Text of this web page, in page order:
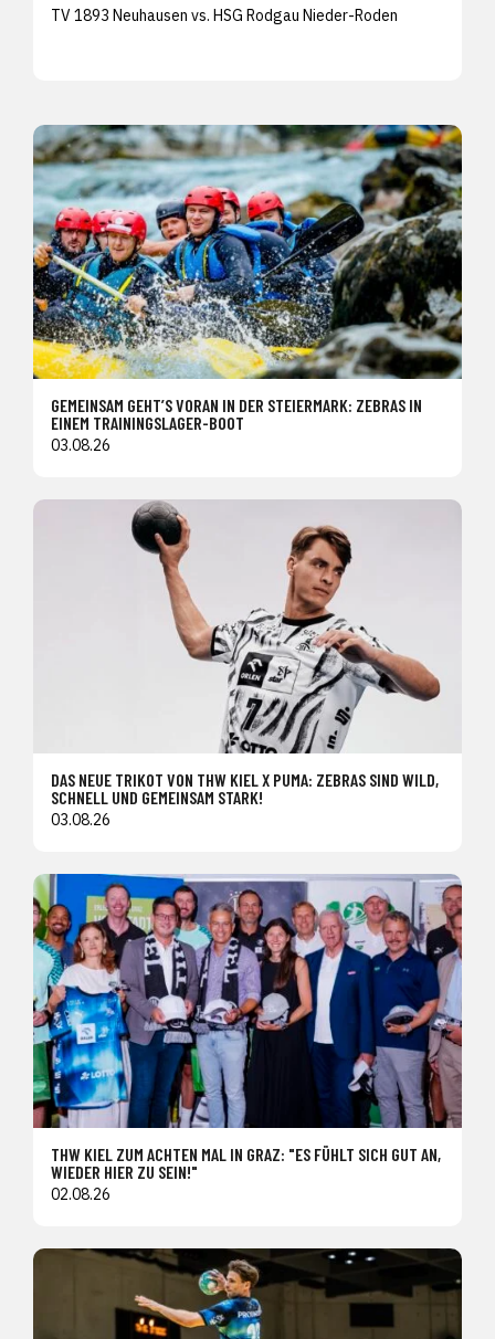
TV 1893 Neuhausen vs. HSG Rodgau Nieder-Roden
GEMEINSAM GEHT’S VORAN IN DER STEIERMARK: ZEBRAS IN
EINEM TRAININGSLAGER-BOOT
03.08.26
DAS NEUE TRIKOT VON THW KIEL X PUMA: ZEBRAS SIND WILD,
SCHNELL UND GEMEINSAM STARK!
03.08.26
THW KIEL ZUM ACHTEN MAL IN GRAZ: "ES FÜHLT SICH GUT AN,
WIEDER HIER ZU SEIN!"
02.08.26